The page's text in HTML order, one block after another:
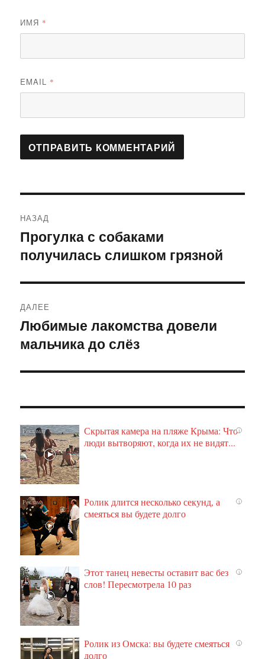
ИМЯ *
EMAIL *
по
записям
НАЗАД
Предыдущая
запись:
Прогулка с собаками
получилась слишком грязной
ДАЛЕЕ
Следующая
запись:
Любимые лакомства довели
мальчика до слёз
i
Скрытая камера на пляже Крыма: Что
люди вытворяют, когда их не видят...
i
Ролик длится несколько секунд, а
смеяться вы будете долго
i
Этот танец невесты оставит вас без
слов! Пересмотрела 10 раз
i
Ролик из Омска: вы будете смеяться
долго